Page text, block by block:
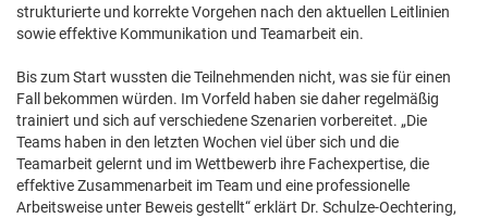
strukturierte und korrekte Vorgehen nach den aktuellen Leitlinien
sowie effektive Kommunikation und Teamarbeit ein.
Bis zum Start wussten die Teilnehmenden nicht, was sie für einen
Fall bekommen würden. Im Vorfeld haben sie daher regelmäßig
trainiert und sich auf verschiedene Szenarien vorbereitet. „Die
Teams haben in den letzten Wochen viel über sich und die
Teamarbeit gelernt und im Wettbewerb ihre Fachexpertise, die
effektive Zusammenarbeit im Team und eine professionelle
Arbeitsweise unter Beweis gestellt“ erklärt Dr. Schulze-Oechtering,